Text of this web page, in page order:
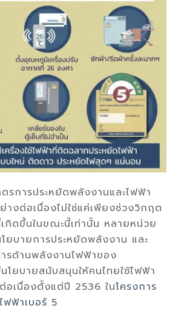
ตรการประหยัดพลังงานและไฟฟ้า
างต่อเนื่องไม่ใช่แค่เพียงช่วงวิกฤต
กิดขึ้นในขณะนี้เท่านั้น หลายหน่วย
ยบายการประหยัดพลังงาน และ
รด้านพลังงานไฟฟ้าของ
โยบายสนับสนุนให้คนไทยใช้ไฟฟ้า
ต่อเนื่องตั้งแต่ปี 2536ในโครงการ
ฟฟ้าเบอร์ 5